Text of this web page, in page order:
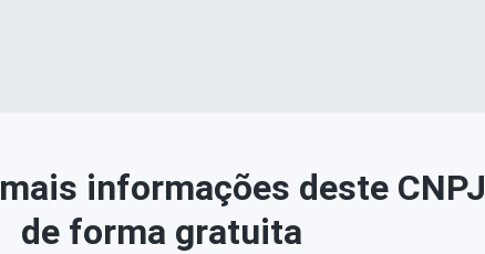
mais informações deste CNPJ
de forma gratuita